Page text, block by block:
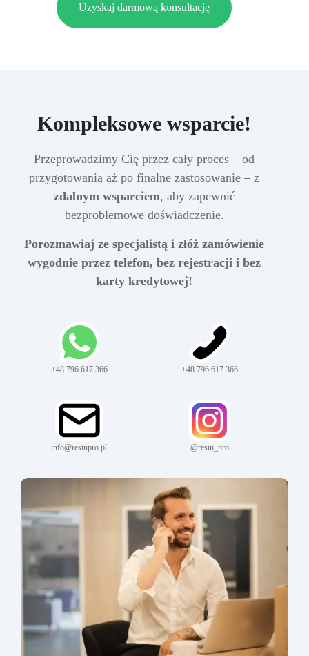
Uzyskaj darmową konsultację
Kompleksowe wsparcie!
Przeprowadzimy Cię przez cały proces – od
przygotowania aż po finalne zastosowanie – z
zdalnym wsparciem, aby zapewnić
bezproblemowe doświadczenie.
Porozmawiaj ze specjalistą i złóż zamówienie
wygodnie przez telefon, bez rejestracji i bez
karty kredytowej!
+48 796 617 366 +48 796 617 366
info@resinpro.pl @resin_pro